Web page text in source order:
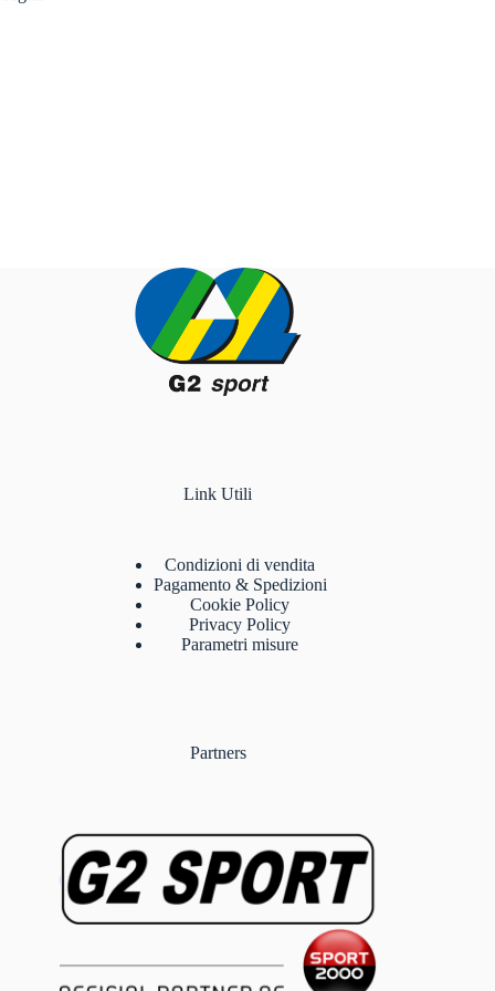
Link Utili
Condizioni di vendita
Pagamento & Spedizioni
Cookie Policy
Privacy Policy
Parametri misure
Partners